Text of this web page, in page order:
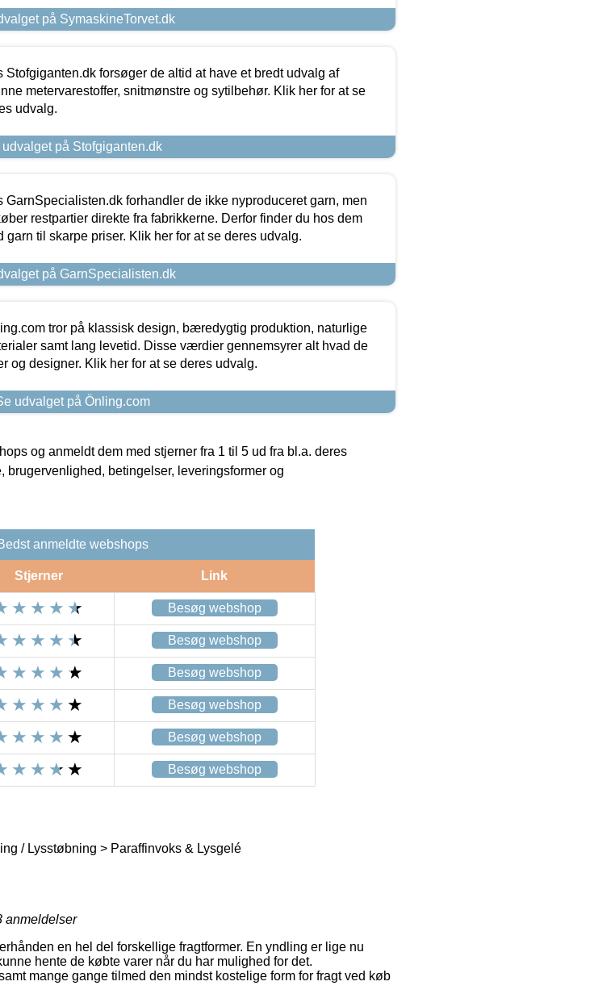
på SymaskineTorvet.dk
Stofgiganten.dk forsøger de altid at have et bredt udvalg af
metervarestoffer, snitmønstre og sytilbehør. Klik her for at se
udvalg.
udvalget på Stofgiganten.dk
GarnSpecialisten.dk forhandler de ikke nyproduceret garn, men
restpartier direkte fra fabrikkerne. Derfor finder du hos dem
garn til skarpe priser. Klik her for at se deres udvalg.
på GarnSpecialisten.dk
tror på klassisk design, bæredygtig produktion, naturlige
samt lang levetid. Disse værdier gennemsyrer alt hvad de
og designer. Klik her for at se deres udvalg.
udvalget på Önling.com
og anmeldt dem med stjerner fra 1 til 5 ud fra bl.a. deres
betingelser, leveringsformer og
anmeldte webshops
Stjerner Link
Besøg webshop
Besøg webshop
Besøg webshop
Besøg webshop
Besøg webshop
Besøg webshop
/ Lysstøbning > Paraffinvoks & Lysgelé
anmeldelser
en hel del forskellige fragtformer. En yndling er lige nu
hente de købte varer når du har mulighed for det.
mange gange tilmed den mindst kostelige form for fragt ved køb